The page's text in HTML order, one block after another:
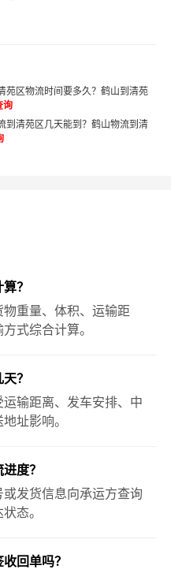
苑区物流时间要多久？ 鹤山到清苑
询
到清苑区几天能到？ 鹤山物流到清
？
重量、体积、运输距
式综合计算。
？
输距离、发车安排、中
址影响。
度？
发货信息向承运方查询
态。
回单吗？